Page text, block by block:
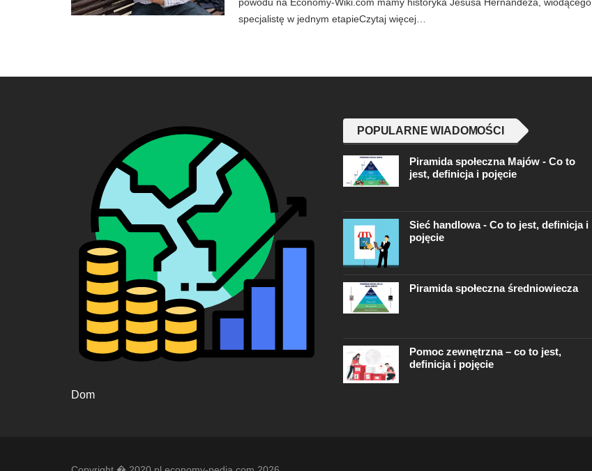
powodu na Economy-Wiki.com mamy historyka Jesúsa Hernándeza, wiodącego
specjalistę w jednym etapieCzytaj więcej…
Dom
POPULARNE WIADOMOŚCI
Piramida społeczna Majów - Co to
jest, definicja i pojęcie
Sieć handlowa - Co to jest, definicja i
pojęcie
Piramida społeczna średniowiecza
Pomoc zewnętrzna – co to jest,
definicja i pojęcie